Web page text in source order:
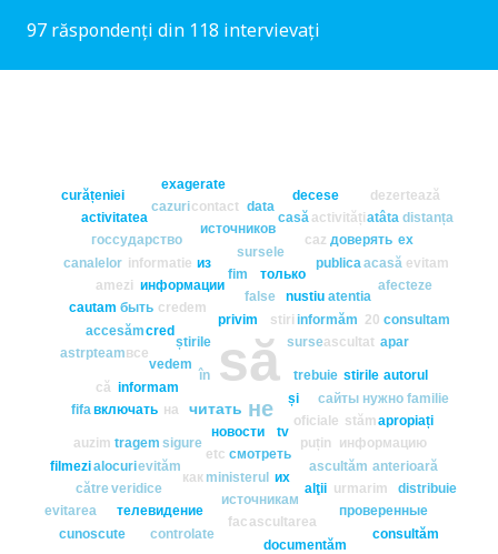
97 răspondenți din 118 intervievați
să
не
читать
privim
stiri
surse
trebuie
și
oficiale
în
știrile
новости
credem
false
informăm
nustiu
puțin
sigure
vedem
информации
на
сайты
смотреть
только
ascultat
ascultăm
atentia
cred
etc
evităm
fim
informam
informatie
ministerul
publica
stirile
stăm
sursele
tragem
tv
urmarim
veridice
быть
включать
все
госсударство доверять
из
информацию
источникам
источников
их
как
нужно
проверенные
телевидение
20
acasă
accesăm
activitatea activități
afecteze
alocuri
alţii
amezi
anterioară
apar
apropiați
ascultarea
astrpteam
atâta
autorul
auzim
canalelor
casă
cautam
caz
cazuri
consultam
consultăm
contact
controlate
cunoscute
curățeniei
că
către
data
decese
dezertează
distanța
distribuie
documentăm
evitam
evitarea
ex
exagerate
fac
familie
fifa
filmezi